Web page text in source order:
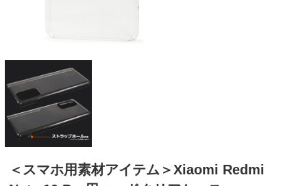
＜スマホ用素材アイテム＞Xiaomi Redmi